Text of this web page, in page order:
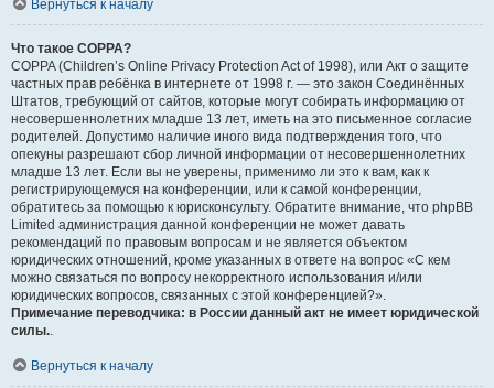
Вернуться к началу
Что такое COPPA?
COPPA (Children’s Online Privacy Protection Act of 1998), или Акт о защите
частных прав ребёнка в интернете от 1998 г. — это закон Соединённых
Штатов, требующий от сайтов, которые могут собирать информацию от
несовершеннолетних младше 13 лет, иметь на это письменное согласие
родителей. Допустимо наличие иного вида подтверждения того, что
опекуны разрешают сбор личной информации от несовершеннолетних
младше 13 лет. Если вы не уверены, применимо ли это к вам, как к
регистрирующемуся на конференции, или к самой конференции,
обратитесь за помощью к юрисконсульту. Обратите внимание, что phpBB
Limited администрация данной конференции не может давать
рекомендаций по правовым вопросам и не является объектом
юридических отношений, кроме указанных в ответе на вопрос «С кем
можно связаться по вопросу некорректного использования и/или
юридических вопросов, связанных с этой конференцией?».
Примечание переводчика: в России данный акт не имеет юридической
силы.
Вернуться к началу